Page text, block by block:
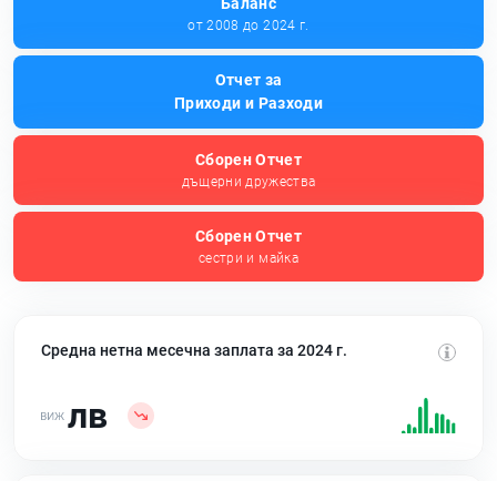
от 2008 до 2024 г.
Отчет за
Приходи и Разходи
Сборен Отчет
дъщерни дружества
Сборен Отчет
сестри и майка
Средна нетна месечна заплата за 2024 г.
лв